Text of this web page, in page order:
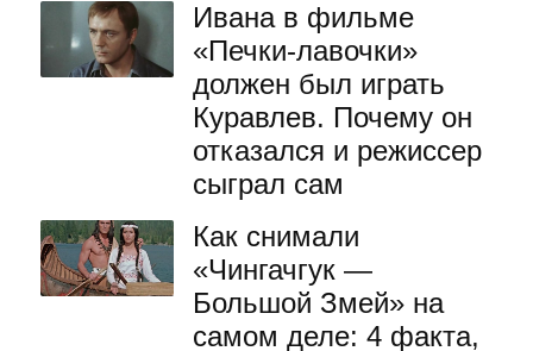
Ивана в фильме
«Печки-лавочки»
должен был играть
Куравлев. Почему он
отказался и режиссер
сыграл сам
Как снимали
«Чингачгук —
Большой Змей» на
самом деле: 4 факта,